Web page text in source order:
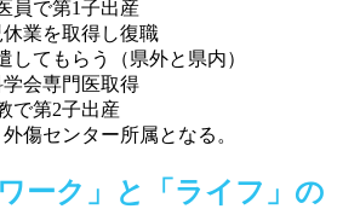
員で第1子出産
業を取得し復職
してもらう（県外と県内）
会専門医取得
で第2子出産
傷センター所属となる。
ーク」と「ライフ」の